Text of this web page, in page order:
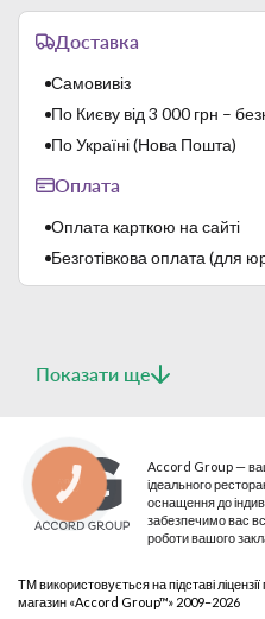
бренду. Виробничі
Lubiana виробляє твердий
багаторазові
- перший, так званий
Цей виробничий процес
Lubiana – польський бренд,
Доставка
Самовивіз
По Києву від 3 000 грн –
По Україні (Нова Пошта)
Оплата
Оплата карткою на сайті
Безготівкова оплата (для
Показати ще
Accord Group — ваш
ідеального
оснащення до
забезпечимо вас
роботи вашого
ТМ використовується на підставі
магазин «Accord Group™» 2009–2026
КНОПКА
СВЯЗИ